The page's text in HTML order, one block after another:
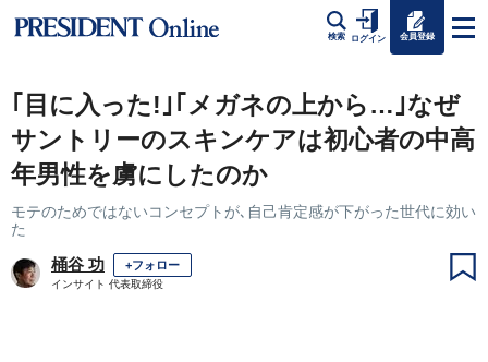
検索 ログイン 会員登録
｢目に入った!｣｢メガネの上から…｣なぜ
サントリーのスキンケアは初心者の中高
年男性を虜にしたのか
モテのためではないコンセプトが､自己肯定感が下がった世代に効い
た
桶谷 功 +フォロー
インサイト 代表取締役